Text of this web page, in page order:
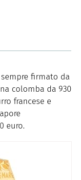
firmato da
colomba da 930
francese e
euro.